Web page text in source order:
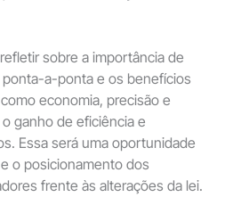
sobre a importância de
a-ponta e os benefícios
economia, precisão e
ganho de eficiência e
Essa será uma oportunidade
o posicionamento dos
frente às alterações da lei.